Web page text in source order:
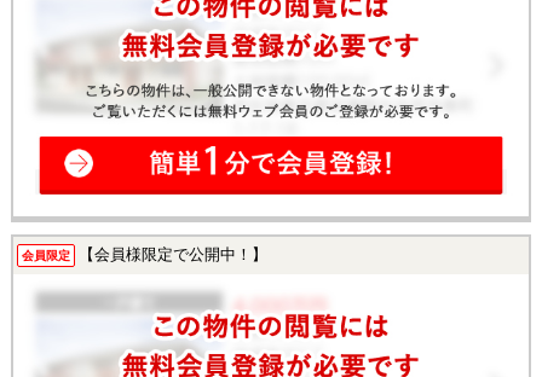
会員限定 【会員様限定で公開中！】